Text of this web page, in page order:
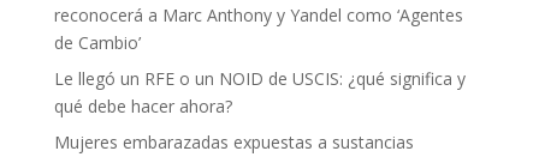
reconocerá a Marc Anthony y Yandel como ‘Agentes
de Cambio’
Le llegó un RFE o un NOID de USCIS: ¿qué significa y
qué debe hacer ahora?
Mujeres embarazadas expuestas a sustancias